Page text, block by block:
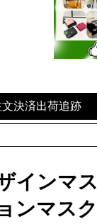
文決済出荷追跡
インマ
ンマス